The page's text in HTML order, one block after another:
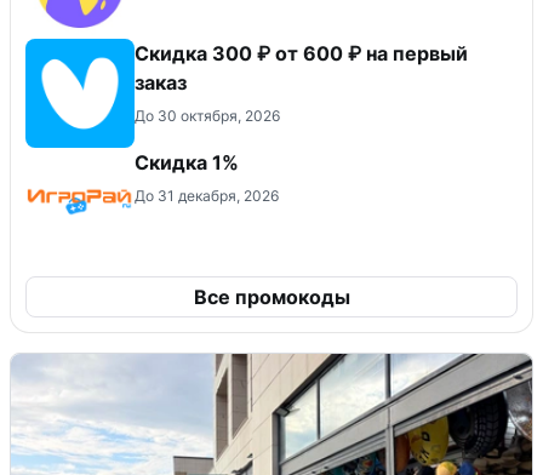
Скидка 300 ₽ от 600 ₽ на первый
заказ
До 30 октября, 2026
Скидка 1%
До 31 декабря, 2026
Все промокоды